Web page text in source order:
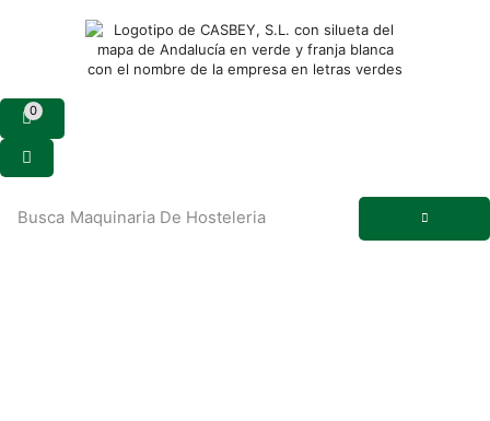
0
Busca Maquinaria De Hosteleria